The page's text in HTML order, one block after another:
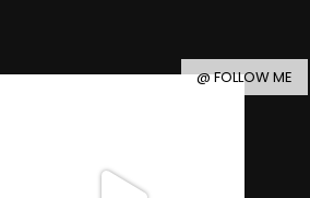
@ FOLLOW ME